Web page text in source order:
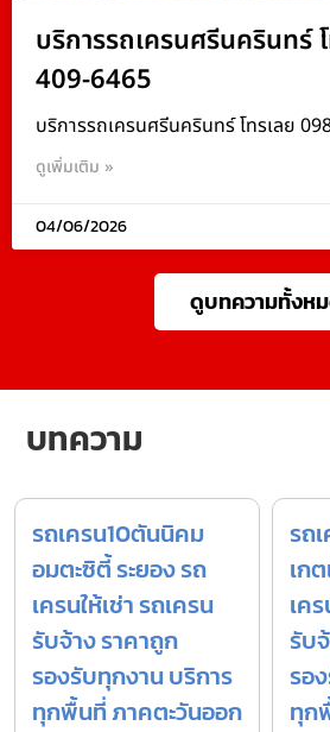
บริการรถเครนศรีนครินทร์
409-6465
บริการรถเครนศรีนครินทร์ โทรเลย
ดูเพิ่มเติม »
04/06/2026
ดูบทความทั้งห
บทความ
รถเครน10ตันนิคม
อมตะซิตี้ ระยอง รถ
เครนให้เช่า รถเครน
รับจ้าง ราคาถูก
รองรับทุกงาน บริการ
ทุกพื้นที่ ภาคตะวันออก
รถ
เก
เค
รับ
รอ
ทุก